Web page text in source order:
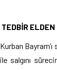
TEDBİR
Kurban
ile salgını